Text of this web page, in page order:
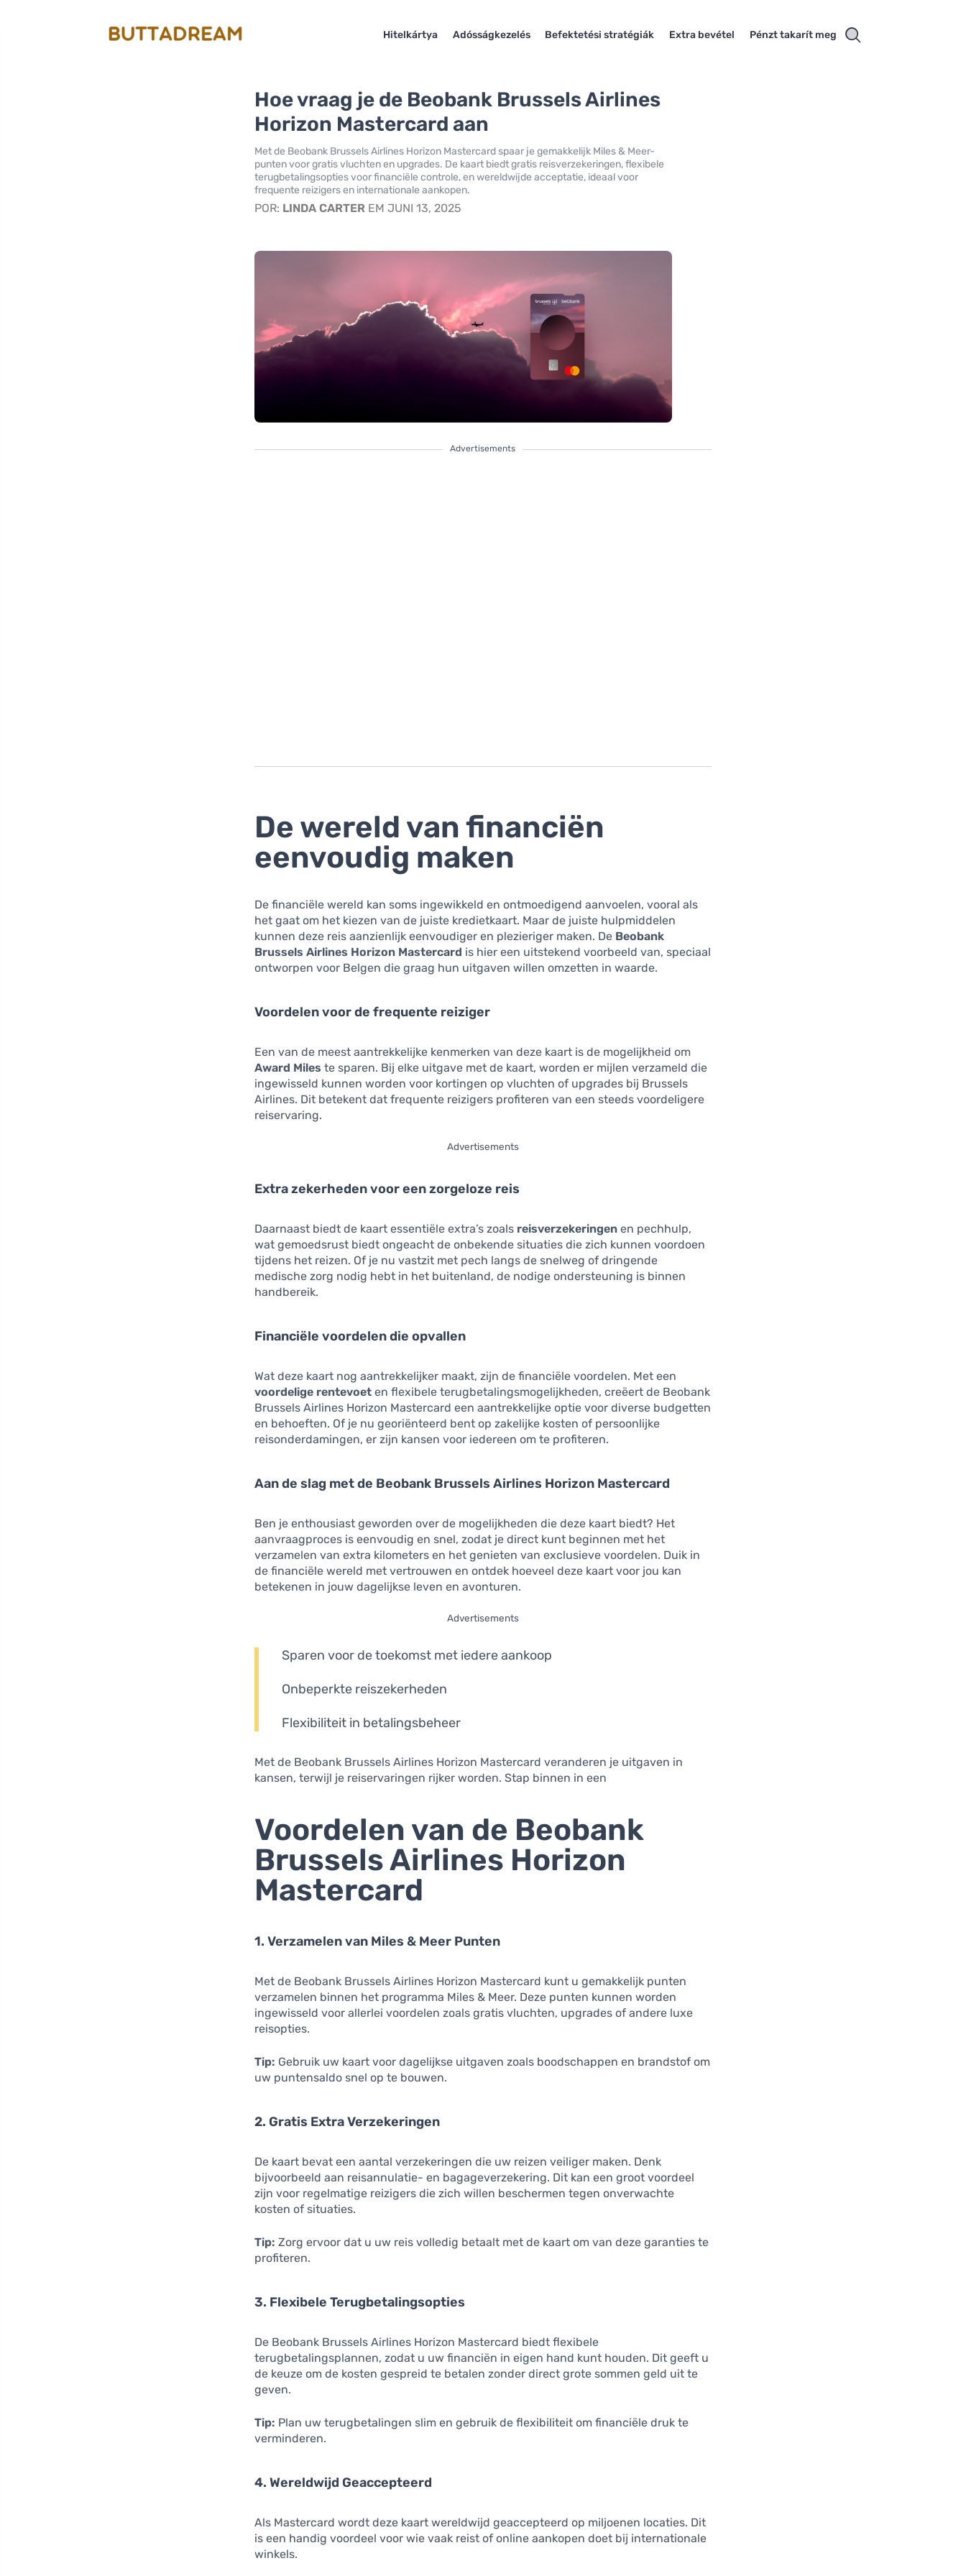
Hitelkártya Adósságkezelés Befektetési stratégiák Extra bevétel Pénzt takarít meg
Hoe vraag je de Beobank Brussels Airlines
Horizon Mastercard aan
Met de Beobank Brussels Airlines Horizon Mastercard spaar je gemakkelijk Miles & Meer-
punten voor gratis vluchten en upgrades. De kaart biedt gratis reisverzekeringen, flexibele
terugbetalingsopties voor financiële controle, en wereldwijde acceptatie, ideaal voor
frequente reizigers en internationale aankopen.
POR: LINDA CARTER EM JUNI 13, 2025
Advertisements
De wereld van financiën
eenvoudig maken
De financiële wereld kan soms ingewikkeld en ontmoedigend aanvoelen, vooral als
het gaat om het kiezen van de juiste kredietkaart. Maar de juiste hulpmiddelen
kunnen deze reis aanzienlijk eenvoudiger en plezieriger maken. De Beobank
Brussels Airlines Horizon Mastercard is hier een uitstekend voorbeeld van, speciaal
ontworpen voor Belgen die graag hun uitgaven willen omzetten in waarde.
Voordelen voor de frequente reiziger
Een van de meest aantrekkelijke kenmerken van deze kaart is de mogelijkheid om
Award Miles te sparen. Bij elke uitgave met de kaart, worden er mijlen verzameld die
ingewisseld kunnen worden voor kortingen op vluchten of upgrades bij Brussels
Airlines. Dit betekent dat frequente reizigers profiteren van een steeds voordeligere
reiservaring.
Advertisements
Extra zekerheden voor een zorgeloze reis
Daarnaast biedt de kaart essentiële extra’s zoals reisverzekeringen en pechhulp,
wat gemoedsrust biedt ongeacht de onbekende situaties die zich kunnen voordoen
tijdens het reizen. Of je nu vastzit met pech langs de snelweg of dringende
medische zorg nodig hebt in het buitenland, de nodige ondersteuning is binnen
handbereik.
Financiële voordelen die opvallen
Wat deze kaart nog aantrekkelijker maakt, zijn de financiële voordelen. Met een
voordelige rentevoet en flexibele terugbetalingsmogelijkheden, creëert de Beobank
Brussels Airlines Horizon Mastercard een aantrekkelijke optie voor diverse budgetten
en behoeften. Of je nu georiënteerd bent op zakelijke kosten of persoonlijke
reisonderdamingen, er zijn kansen voor iedereen om te profiteren.
Aan de slag met de Beobank Brussels Airlines Horizon Mastercard
Ben je enthousiast geworden over de mogelijkheden die deze kaart biedt? Het
aanvraagproces is eenvoudig en snel, zodat je direct kunt beginnen met het
verzamelen van extra kilometers en het genieten van exclusieve voordelen. Duik in
de financiële wereld met vertrouwen en ontdek hoeveel deze kaart voor jou kan
betekenen in jouw dagelijkse leven en avonturen.
Advertisements
Sparen voor de toekomst met iedere aankoop
Onbeperkte reiszekerheden
Flexibiliteit in betalingsbeheer
Met de Beobank Brussels Airlines Horizon Mastercard veranderen je uitgaven in
kansen, terwijl je reiservaringen rijker worden. Stap binnen in een
Voordelen van de Beobank
Brussels Airlines Horizon
Mastercard
1. Verzamelen van Miles & Meer Punten
Met de Beobank Brussels Airlines Horizon Mastercard kunt u gemakkelijk punten
verzamelen binnen het programma Miles & Meer. Deze punten kunnen worden
ingewisseld voor allerlei voordelen zoals gratis vluchten, upgrades of andere luxe
reisopties.
Tip: Gebruik uw kaart voor dagelijkse uitgaven zoals boodschappen en brandstof om
uw puntensaldo snel op te bouwen.
2. Gratis Extra Verzekeringen
De kaart bevat een aantal verzekeringen die uw reizen veiliger maken. Denk
bijvoorbeeld aan reisannulatie- en bagageverzekering. Dit kan een groot voordeel
zijn voor regelmatige reizigers die zich willen beschermen tegen onverwachte
kosten of situaties.
Tip: Zorg ervoor dat u uw reis volledig betaalt met de kaart om van deze garanties te
profiteren.
3. Flexibele Terugbetalingsopties
De Beobank Brussels Airlines Horizon Mastercard biedt flexibele
terugbetalingsplannen, zodat u uw financiën in eigen hand kunt houden. Dit geeft u
de keuze om de kosten gespreid te betalen zonder direct grote sommen geld uit te
geven.
Tip: Plan uw terugbetalingen slim en gebruik de flexibiliteit om financiële druk te
verminderen.
4. Wereldwijd Geaccepteerd
Als Mastercard wordt deze kaart wereldwijd geaccepteerd op miljoenen locaties. Dit
is een handig voordeel voor wie vaak reist of online aankopen doet bij internationale
winkels.